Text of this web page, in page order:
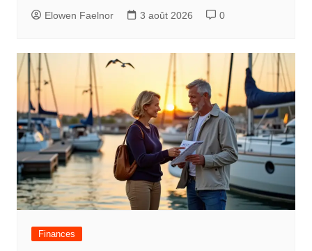
Elowen Faelnor 3 août 2026 0
Finances